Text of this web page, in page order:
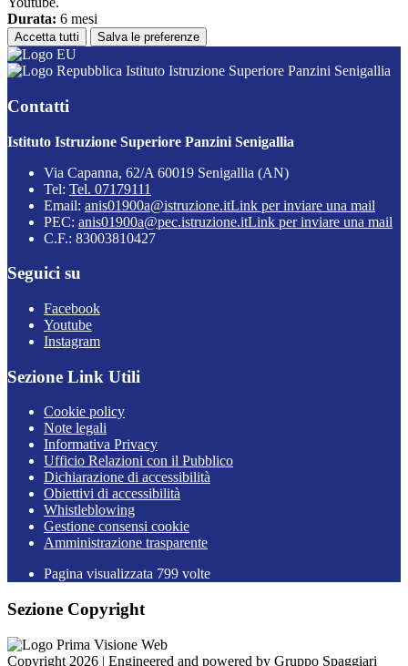
Durata: 6 mesi
Accetta tutti Salva le preferenze
Istituto Istruzione Superiore Panzini Senigallia
Contatti
Istituto Istruzione Superiore Panzini Senigallia
Via Capanna, 62/A 60019 Senigallia (AN)
Tel: Tel. 07179111
Email: anis01900a@istruzione.itLink per inviare una mail
PEC: anis01900a@pec.istruzione.itLink per inviare una mail
C.F.: 83003810427
Seguici su
Facebook
Youtube
Instagram
Sezione Link Utili
Cookie policy
Note legali
Informativa Privacy
Ufficio Relazioni con il Pubblico
Dichiarazione di accessibilità
Obiettivi di accessibilità
Whistleblowing
Gestione consensi cookie
Amministrazione trasparente
Pagina visualizzata 799 volte
Sezione Copyright
Copyright 2026 | Engineered and powered by Gruppo Spaggiari